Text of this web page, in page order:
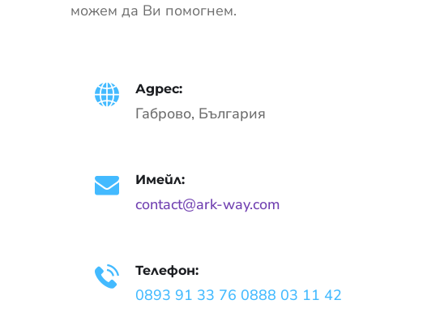
можем да Ви помогнем.
Адрес:
Габрово, България
Имейл:
contact@ark-way.com
Телефон:
0893 91 33 76 0888 03 11 42